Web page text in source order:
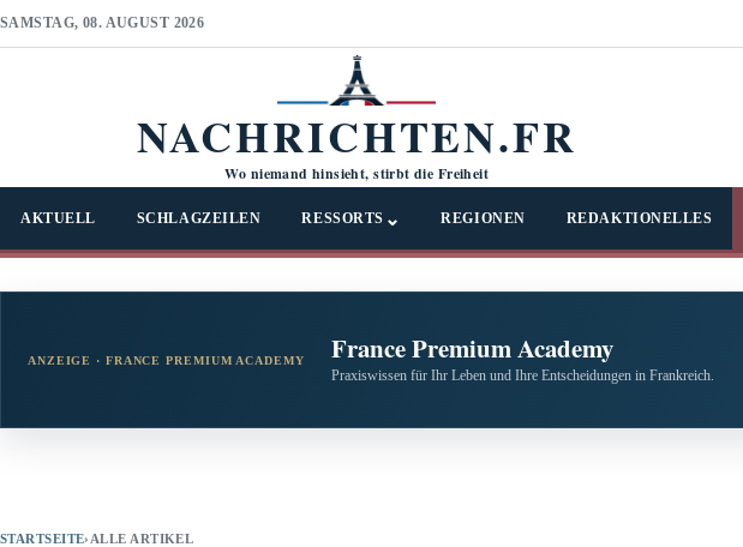
SAMSTAG, 08. AUGUST 2026
NACHRICHTEN.FR
Wo niemand hinsieht, stirbt die Freiheit
AKTUELL SCHLAGZEILEN RESSORTS ⌄ REGIONEN REDAKTIONELLES
ANZEIGE · FRANCE PREMIUM ACADEMY France Premium Academy
Praxiswissen für Ihr Leben und Ihre Entscheidungen in Frankreich.
STARTSEITE› ALLE ARTIKEL